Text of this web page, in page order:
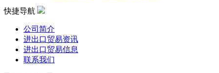
快捷导航
公司简介
进出口贸易资讯
进出口贸易信息
联系我们